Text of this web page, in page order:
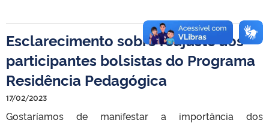
Esclarecimento sobre reajuste aos
participantes bolsistas do Programa
Residência Pedagógica
17/02/2023
Gostaríamos de manifestar a importância dos